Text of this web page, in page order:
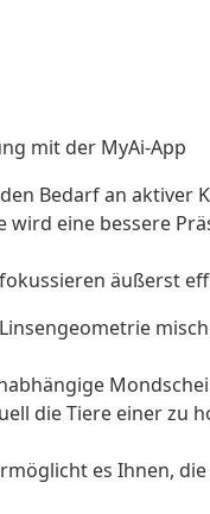
mit der MyAi-App
Bedarf an
eine bessere
äußerst
die Tiere einer zu
es Ihnen,